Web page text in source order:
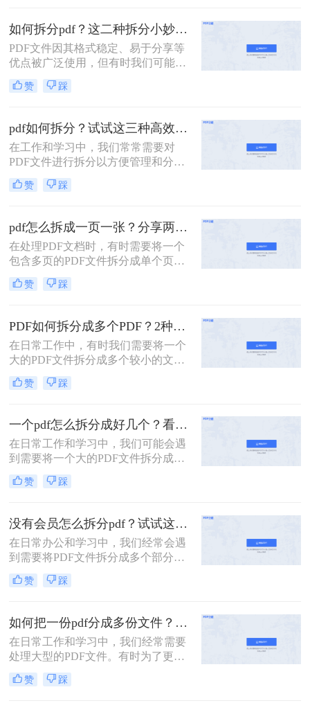
拆分成多个小文件，以便更好地管理
和使用。那么一个PDF怎么拆分呢？
本文将介绍三种拆分PDF文件的方
法，帮助读者轻松实现PDF的拆分操
作。
如何拆分pdf？这二种拆分小妙招了解下！
PDF文件因其格式稳定、易于分享等
优点被广泛使用，但有时我们可能需
要将一个大的PDF文档拆分成多个小
部分，以便于阅读、编辑或共享。那
单实用的PDF拆分方法。
赞 踩
pdf如何拆分？试试这三种高效靠谱拆分方法!
在工作和学习中，我们常常需要对
PDF文件进行拆分以方便管理和分
享。无论是为了减少文件大小以便于
传输，还是为了提取特定页面用于报
技巧都是非常有帮助的。那么pdf如何
拆分呢？本文将介绍三种简单且实用
的方法来拆分PDF文件。
赞 踩
pdf怎么拆成一页一张？分享两种常用的拆分方法！
在处理PDF文档时，有时需要将一个
包含多页的PDF文件拆分成单个页面
的PDF文件。那么pdf怎么拆成一页一
张呢？本文将介绍两种常用的拆分
赞 踩
PDF如何拆分成多个PDF？2种高效方法详解分享
在日常工作中，有时我们需要将一个
大的PDF文件拆分成多个较小的文
件，以便更好地管理和使用。无论是
为了便于共享、减少文件大小还是针
技巧都是非常有用的。那么PDF如何
拆分成多个PDF呢？本文将介绍两种
简单且高效的PDF拆分方法。
赞 踩
一个pdf怎么拆分成好几个？看看下面的二种方法！
在日常工作和学习中，我们可能会遇
到需要将一个大的PDF文件拆分成多
个较小文件的情况。例如，为了便于
共享、减少文件大小或是针对特定页
常有用的。那么一个pdf怎么拆分成好
几个呢？本文将详细介绍两种常见的
PDF拆分方法。
赞 踩
没有会员怎么拆分pdf？试试这二种拆分方法！
在日常办公和学习中，我们经常会遇
到需要将PDF文件拆分成多个部分的
情况。然而，许多PDF处理工具都需
要会员权限才能使用拆分功能。那么
两种无需会员权限即可拆分PDF的方
法，帮助您轻松应对这一需求。
赞 踩
如何把一份pdf分成多份文件？这3种拆分小妙招了解下！
在日常工作和学习中，我们经常需要
处理大型的PDF文件。有时为了更便
于查阅或分享，我们可能需要将这些
文件拆分成多个小部分。那么如何把
赞 踩